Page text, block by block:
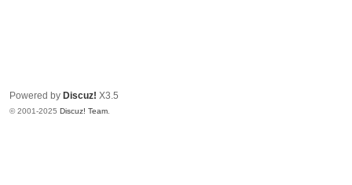
Powered by Discuz! X3.5
© 2001-2025 Discuz! Team